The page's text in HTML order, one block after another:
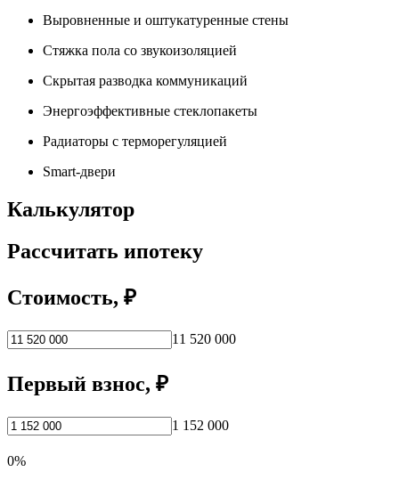
Выровненные и оштукатуренные стены
Стяжка пола со звукоизоляцией
Скрытая разводка коммуникаций
Энергоэффективные стеклопакеты
Радиаторы с терморегуляцией
Smart-двери
Калькулятор
Рассчитать ипотеку
Стоимость, ₽
11 520 000
Первый взнос, ₽
1 152 000
0%